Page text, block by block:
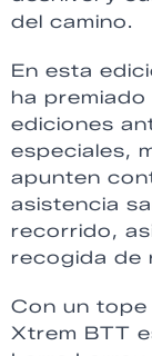
del camino.
En esta
ha
ediciones
especiales,
apunten
asistencia
recorrido,
recogida de
Con un
Xtrem BTT